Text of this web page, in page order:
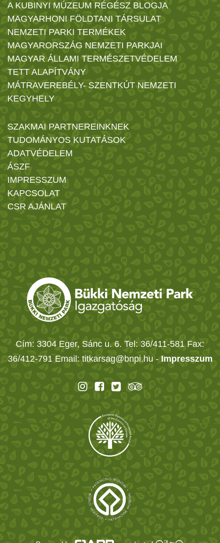
A KUBINYI MÚZEUM RÉGÉSZ BLOGJA
MAGYARHONI FÖLDTANI TÁRSULAT
NEMZETI PARKI TERMÉKEK
MAGYARORSZÁG NEMZETI PARKJAI
MAGYAR ÁLLAMI TERMÉSZETVÉDELEM
TETT ALAPÍTVÁNY
MÁTRAVEREBÉLY- SZENTKÚT NEMZETI
KEGYHELY
SZAKMAI PARTNEREINKNEK
TUDOMÁNYOS KUTATÁSOK
ADATVÉDELEM
ÁSZF
IMPRESSZUM
KAPCSOLAT
CSR AJÁNLAT
Cím: 3304 Eger, Sánc u. 6. Tel: 36/411-581 Fax:
36/412-791 Email: titkarsag@bnpi.hu - Impresszum